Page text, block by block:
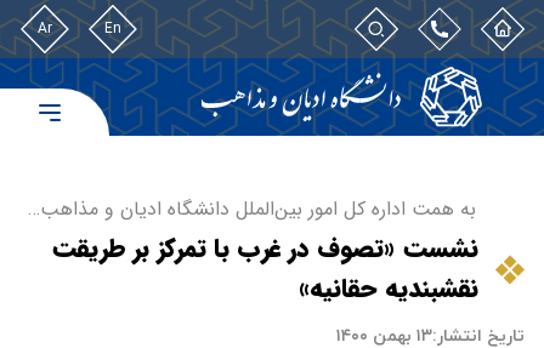
En
Ar
به همت اداره کل امور بین‌الملل دانشگاه ادیان و مذاهب…
نشست «تصوف در غرب با تمرکز بر طریقت
نقشبندیه حقانیه»
تاریخ انتشار:۱۳ بهمن ۱۴۰۰